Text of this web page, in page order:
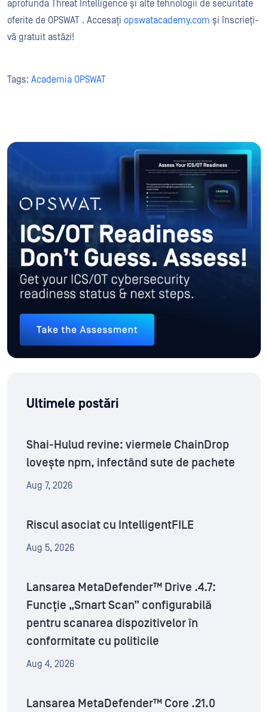
aprofunda Threat Intelligence și alte tehnologii de securitate
oferite de OPSWAT . Accesați opswatacademy.com și înscrieți-
vă gratuit astăzi!
Tags: Academia OPSWAT
Ultimele postări
Shai-Hulud revine: viermele ChainDrop
lovește npm, infectând sute de pachete
Aug 7, 2026
Riscul asociat cu IntelligentFILE
Aug 5, 2026
Lansarea MetaDefender™ Drive .4.7:
Funcție „Smart Scan” configurabilă
pentru scanarea dispozitivelor în
conformitate cu politicile
Aug 4, 2026
Lansarea MetaDefender™ Core .21.0